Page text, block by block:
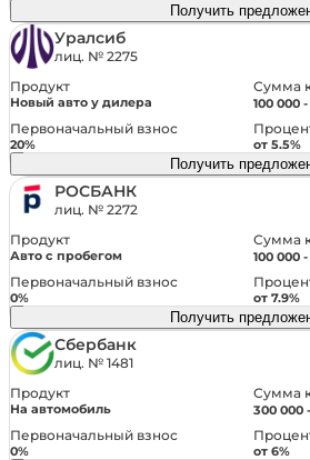
Получить
Уралсиб
лиц. № 2275
Продукт
Новый авто у дилера
Сумма
100 000
Первоначальный взнос
20% от 5.5%
Получить
РОСБАНК
лиц. № 2272
Продукт
Авто с пробегом
Сумма
100 000
Первоначальный взнос
0% от 7.9%
Получить
Сбербанк
лиц. № 1481
Продукт
На автомобиль
Сумма
300 000
Первоначальный взнос
0% от 6%